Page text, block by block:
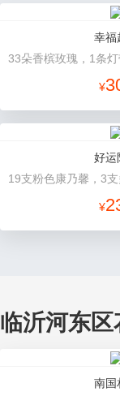
幸福
¥
好运
¥
临沂河东
南国